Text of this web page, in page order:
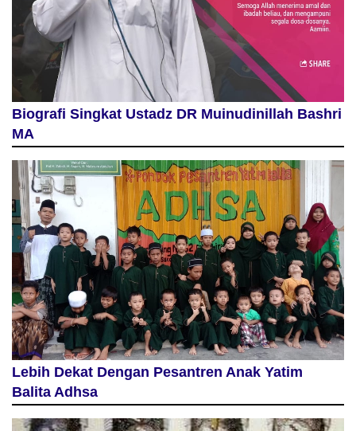
Biografi Singkat Ustadz DR Muinudinillah Bashri
MA
Lebih Dekat Dengan Pesantren Anak Yatim
Balita Adhsa